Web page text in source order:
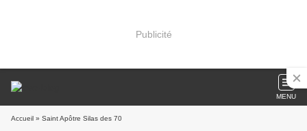
Publicité
MENU
Accueil » Saint Apôtre Silas des 70